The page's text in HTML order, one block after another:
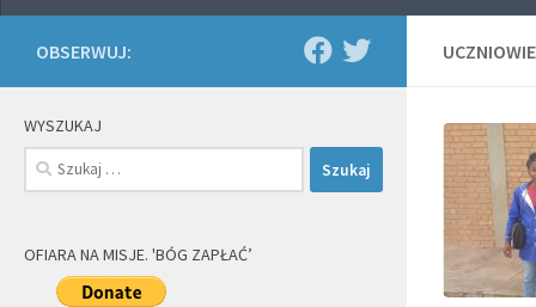
UCZNIOWIE
OBSERWUJ:
WYSZUKAJ
Szukaj:
OFIARA NA MISJE. 'BÓG ZAPŁAĆ’